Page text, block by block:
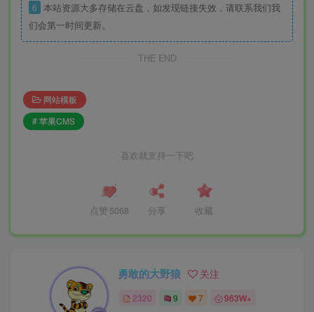
6 本站资源大多存储在云盘，如发现链接失效，请联系我们我
们会第一时间更新。
THE END
网站模板
# 苹果CMS
喜欢就支持一下吧
点赞 5068 分享 收藏
勇敢的大野狼 关注
2320 9 7 963W+